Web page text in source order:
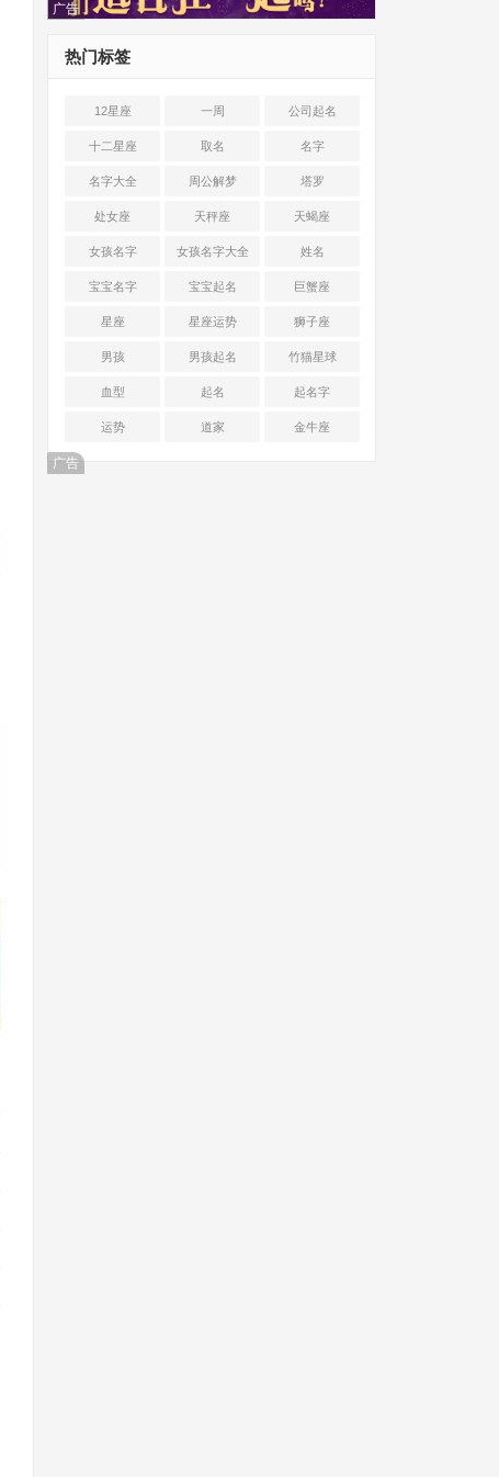
广告
热门标签
12星座 一周 公司起名
十二星座 取名 名字
名字大全 周公解梦 塔罗
处女座 天秤座 天蝎座
女孩名字 女孩名字大全 姓名
宝宝名字 宝宝起名 巨蟹座
星座 星座运势 狮子座
男孩 男孩起名 竹猫星球
血型 起名 起名字
运势 道家 金牛座
广告